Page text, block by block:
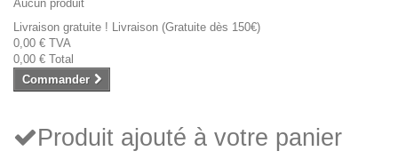
Aucun produit
Livraison gratuite ! Livraison (Gratuite dès 150€)
0,00 € TVA
0,00 € Total
Commander
Produit ajouté à votre panier